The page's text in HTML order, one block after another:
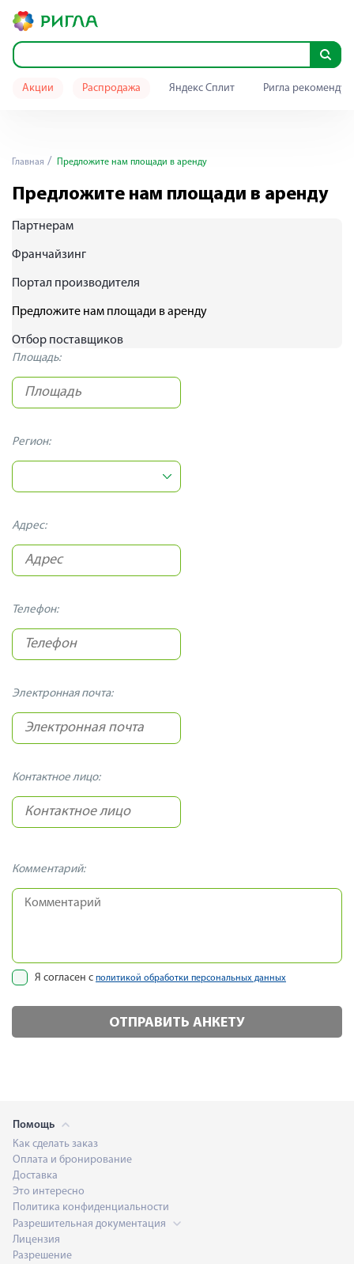
Акции Распродажа Яндекс Сплит Ригла
Главная Предложите нам площади в аренду
Предложите нам площади в аренду
Партнерам
Франчайзинг
Портал производителя
Предложите нам площади в аренду
Отбор поставщиков
Площадь:
Регион:
Адрес:
Телефон:
Электронная почта:
Контактное лицо:
Комментарий:
Я согласен с политикой обработки персональных данных
ОТПРАВИТЬ АНКЕТУ
Помощь
Как сделать заказ
Оплата и бронирование
Доставка
Это интересно
Политика конфиденциальности
Разрешительная документация
Лицензия
Разрешение